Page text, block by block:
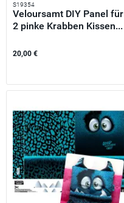
S19354
Veloursamt DIY Panel für
2 pinke Krabben Kissen...
20,00 €